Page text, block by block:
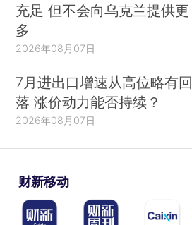
充足 但不会向乌克兰提供更
多
2026年08月07日
7月进出口增速从高位略有回
落 涨价动力能否持续？
2026年08月07日
财新移动